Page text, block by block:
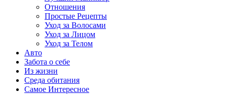
Отношения
Простые Рецепты
Уход за Волосами
Уход за Лицом
Уход за Телом
Авто
Забота о себе
Из жизни
Среда обитания
Самое Интересное